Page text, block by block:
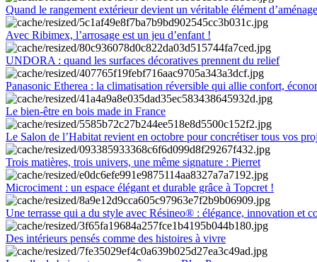
Quand le rangement extérieur devient un véritable élément
Avec Ribimex, l’arrosage est un jeu d’enfant !
UNDORA : quand les surfaces décoratives prennent du relief
Panasonic Etherea : la climatisation réversible qui allie confort,
Le bien-être en bois made in France
Le Salon de l’Habitat revient en octobre pour concrétiser tous vos
Trois matières, trois univers, une même signature : Pierret
Microciment : un espace élégant et durable grâce à Topcret !
Une terrasse qui a du style avec Résineo® : élégance, innovation et
Des intérieurs pensés comme des histoires à vivre